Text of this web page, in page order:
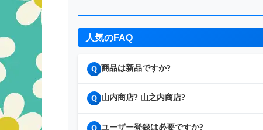
人気のFAQ
Q 商品は新品ですか?
Q 山内商店? 山之内商店?
Q ユーザー登録は必要ですか?